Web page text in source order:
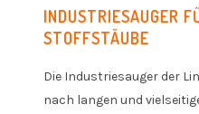
INDUSTRIESAUGER
STOFFSTÄUBE
Die Industriesauger der
nach langen und